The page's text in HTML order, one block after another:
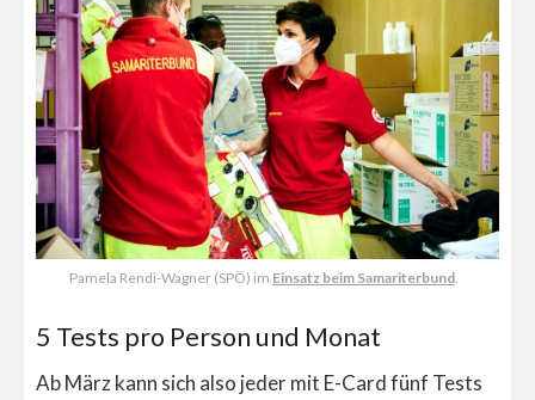
Pamela Rendi-Wagner (SPÖ) im Einsatz beim Samariterbund
5 Tests pro Person und Monat
Ab März kann sich also jeder mit E-Card fünf Tests